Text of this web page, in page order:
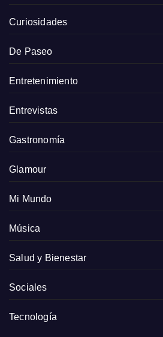
Curiosidades
De Paseo
Entretenimiento
Entrevistas
Gastronomía
Glamour
Mi Mundo
Música
Salud y Bienestar
Sociales
Tecnología